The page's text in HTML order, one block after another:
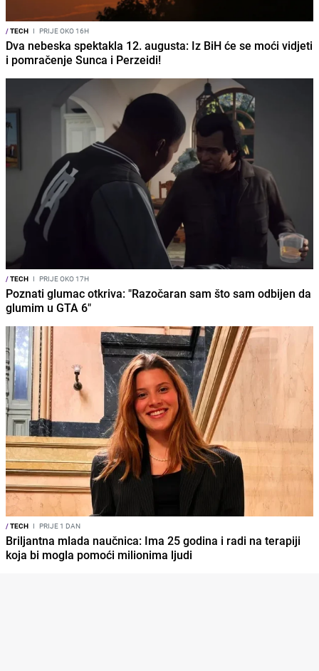
/TECH I PRIJE OKO 16H
Dva nebeska spektakla 12. augusta: Iz BiH će se moći vidjeti
i pomračenje Sunca i Perzeidi!
/TECH I PRIJE OKO 17H
Poznati glumac otkriva: "Razočaran sam što sam odbijen da
glumim u GTA 6"
/TECH I PRIJE 1 DAN
Briljantna mlada naučnica: Ima 25 godina i radi na terapiji
koja bi mogla pomoći milionima ljudi